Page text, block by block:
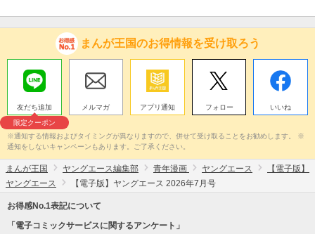
まんが王国のお得情報を受け取ろう
友だち追加
限定クーポン
メルマガ アプリ通知 フォロー いいね
※通知する情報およびタイミングが異なりますので、併せて受け取ることをお勧めします。 ※
通知をしないキャンペーンもあります。ご了承ください。
まんが王国 ヤングエース編集部 青年漫画 ヤングエース
【電子版】
ヤングエース
【電子版】ヤングエース 2026年7月号
お得感No.1表記について
「電子コミックサービスに関するアンケート」